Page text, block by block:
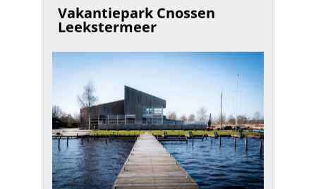
Vakantiepark Cnossen
Leekstermeer